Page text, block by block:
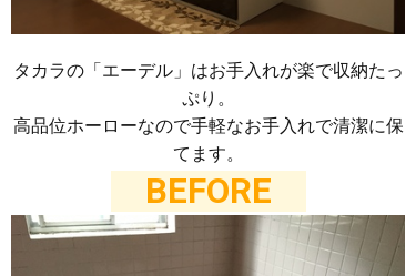
タカラの「エーデル」はお手入れが楽で収納たっ
ぷり。
高品位ホーローなので手軽なお手入れで清潔に保
てます。
BEFORE